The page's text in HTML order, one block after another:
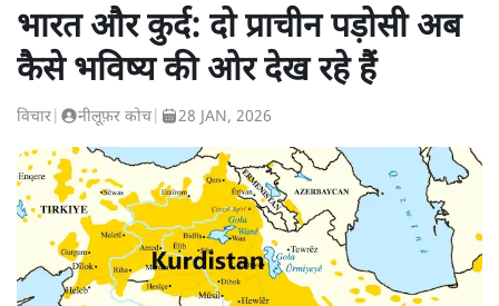
भारत और कुर्द: दो प्राचीन पड़ोसी अब
कैसे भविष्य की ओर देख रहे हैं
विचार नीलूफ़र कोच 28 JAN, 2026